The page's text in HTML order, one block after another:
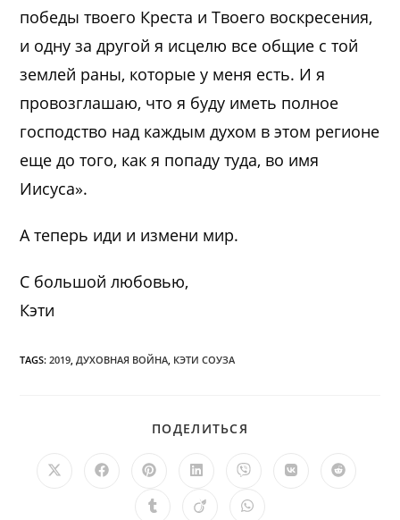
победы твоего Креста и Твоего воскресения,
и одну за другой я исцелю все общие с той
землей раны, которые у меня есть. И я
провозглашаю, что я буду иметь полное
господство над каждым духом в этом регионе
еще до того, как я попаду туда, во имя
Иисуса».
А теперь иди и измени мир.
С большой любовью,
Кэти
TAGS:2019, ДУХОВНАЯ ВОЙНА, КЭТИ СОУЗА
ПОДЕЛИТЬСЯ
Открывается
Открывается
новом
Открывается
в
новом
Открывается
в
новом
Открывается
в
новом
Открывается
Открывается
ОткрываетсяОткрывается